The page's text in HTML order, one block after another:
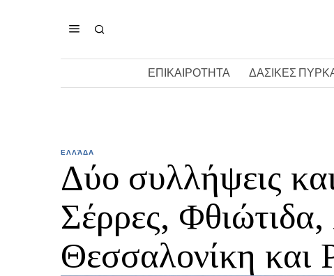
ΕΠΙΚΑΙΡΟΤΗΤΑ ΔΑΣΙΚΕΣ
ΕΛΛΆΔΑ
Δύο συλλήψεις
Σέρρες,
Θεσσαλονίκη και